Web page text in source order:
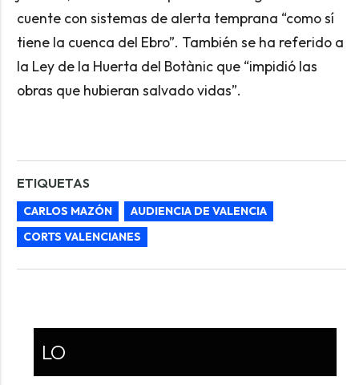
cuente con sistemas de alerta temprana “como sí
tiene la cuenca del Ebro”. También se ha referido a
la Ley de la Huerta del Botànic que “impidió las
obras que hubieran salvado vidas”.
ETIQUETAS
CARLOS MAZÓN
AUDIENCIA DE VALENCIA
CORTS VALENCIANES
LO